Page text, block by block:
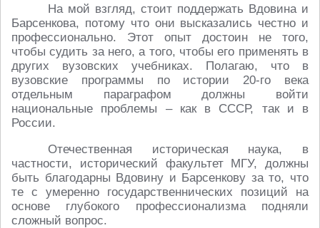
На мой взгляд, стоит поддержать Вдовина и
Барсенкова, потому что они высказались честно и
профессионально. Этот опыт достоин не того,
чтобы судить за него, а того, чтобы его применять в
других вузовских учебниках. Полагаю, что в
вузовские программы по истории 20-го века
отдельным параграфом должны войти
национальные проблемы – как в СССР, так и в
России.
Отечественная историческая наука, в
частности, исторический факультет МГУ, должны
быть благодарны Вдовину и Барсенкову за то, что
те с умеренно государственнических позиций на
основе глубокого профессионализма подняли
сложный вопрос.